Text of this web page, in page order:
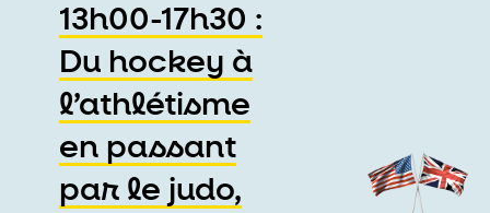
13h00-17h30 :
Du hockey à
l’athlétisme
en passant
par le judo,